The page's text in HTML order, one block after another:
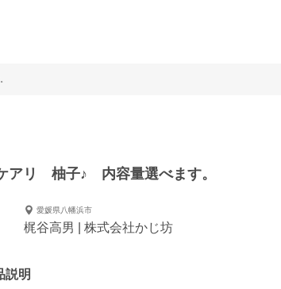
。
アリ 柚子♪ 内容量選べます。
愛媛県八幡浜市
梶谷高男 | 株式会社かじ坊
説明